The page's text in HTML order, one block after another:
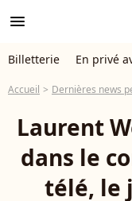
menu
Billetterie En privé
Accueil Dernières news
Laurent
dans le
télé, le